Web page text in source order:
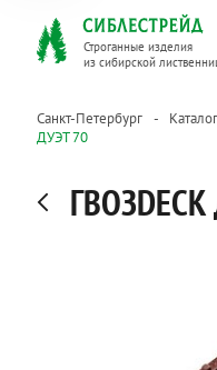
Строганные изделия
из сибирской
Санкт-Петербург Каталог
ДУЭТ 70